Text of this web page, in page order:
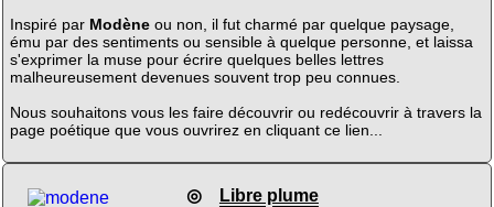
Inspiré par Modèneou non, il fut charmé par quelque paysage,
ému par des sentiments ou sensible à quelque personne, et laissa
s'exprimer la muse pour écrire quelques belles lettres
malheureusement devenues souvent trop peu connues.
Nous souhaitons vous les faire découvrir ou redécouvrir à travers la
page poétique que vous ouvrirez en cliquant ce lien...
◎ Libre plume